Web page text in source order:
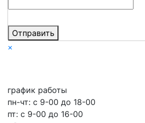
Отправить
×
график работы
пн-чт: c 9-00 до 18-00
пт: с 9-00 до 16-00